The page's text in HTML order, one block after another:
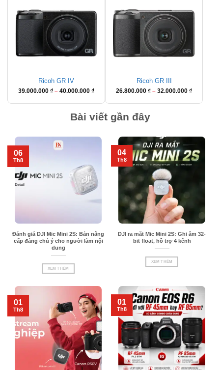
Ricoh GR IV
39.000.000 ₫ – 40.000.000 ₫Khoảng
39.000.000 ₫
40.000.000 ₫
Ricoh GR III
26.800.000 ₫ – 32.000.000 ₫Khoảng
Bài viết gần đây
Đánh giá DJI Mic Mini 2S: Bản nâng
cấp đáng chú ý cho người làm nội
dung
XEM THÊM
06
Th8
DJI ra mắt Mic Mini 2S: Ghi âm 32-
bit float, hỗ trợ 4 kênh
XEM THÊM
04
Th8
01
Th8
01
Th8